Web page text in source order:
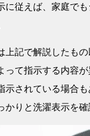
に従えば、家庭で
上記で解説したも
って指示する内容
示されている場合
かりと洗濯表示を確